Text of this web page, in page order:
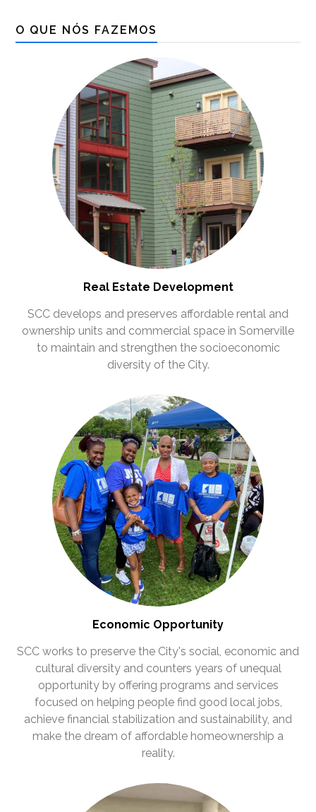
O QUE NÓS FAZEMOS
Real Estate Development
SCC develops and preserves affordable rental and
ownership units and commercial space in Somerville
to maintain and strengthen the socioeconomic
diversity of the City.
Economic Opportunity
SCC works to preserve the City's social, economic and
cultural diversity and counters years of unequal
opportunity by offering programs and services
focused on helping people find good local jobs,
achieve financial stabilization and sustainability, and
make the dream of affordable homeownership a
reality.